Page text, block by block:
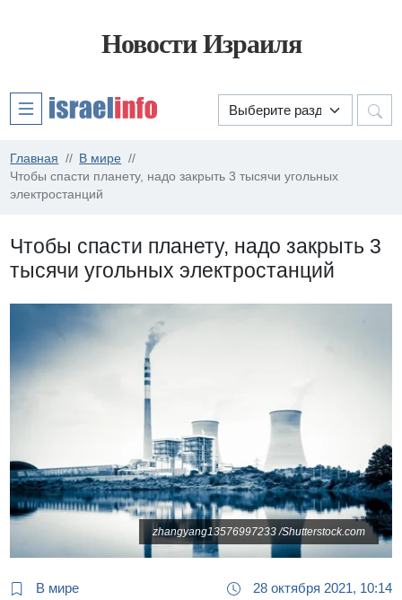
Новости Израиля
Главная
В мире
Чтобы спасти планету, надо закрыть 3 тысячи угольных
электростанций
Чтобы спасти планету, надо закрыть 3
тысячи угольных электростанций
zhangyang13576997233 /Shutterstock.com
В мире 28 октября 2021, 10:14